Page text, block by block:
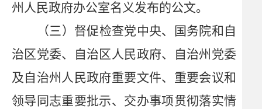
州人民政府办公室名义发布的公文。
（三）督促检查党中央、国务院和自
治区党委、自治区人民政府、自治州党委
及自治州人民政府重要文件、重要会议和
领导同志重要批示、交办事项贯彻落实情